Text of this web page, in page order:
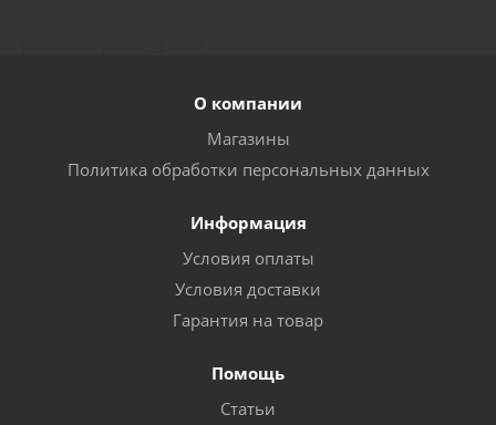
О компании
Магазины
Политика обработки персональных данных
Информация
Условия оплаты
Условия доставки
Гарантия на товар
Помощь
Статьи